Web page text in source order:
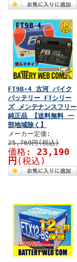
FT9B-4 古河 バイク
バッテリー FTシリー
ズ メンテナンスフリー
純正品 【送料無料 一
部地域除く】
メーカー定価:
25,769円(税込)
価格: 23,190
円 (税込)